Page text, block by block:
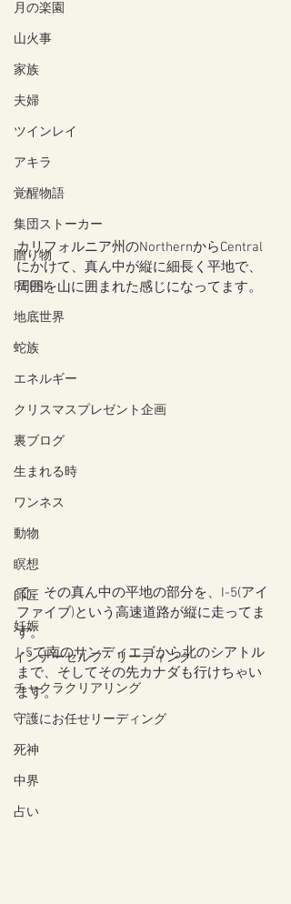
月の楽園
山火事
家族
夫婦
ツインレイ
アキラ
覚醒物語
集団ストーカー
贈り物
REFSI
地底世界
蛇族
エネルギー
クリスマスプレゼント企画
裏ブログ
生まれる時
ワンネス
動物
瞑想
師匠
妊娠
インナーセルフ・リーディング
チャクラクリアリング
守護にお任せリーディング
死神
中界
占い
カリフォルニア州のNorthernからCentral
にかけて、真ん中が縦に細長く平地で、
周囲を山に囲まれた感じになってます。
で、その真ん中の平地の部分を、I-5(アイ
ファイブ)という高速道路が縦に走ってま
す。
I-5で南のサンディエゴから北のシアトル
まで、そしてその先カナダも行けちゃい
ます。